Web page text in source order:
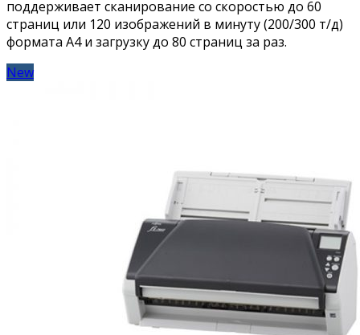
поддерживает сканирование cо скоростью до 60
страниц или 120 изображений в минуту (200/300 т/д)
формата А4 и загрузку до 80 страниц за раз.
New